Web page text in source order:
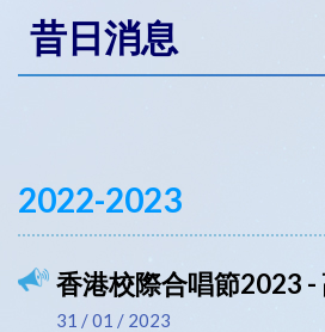
昔日消息
2022-2023
香港校際合唱節2023 -
31 / 01 / 2023